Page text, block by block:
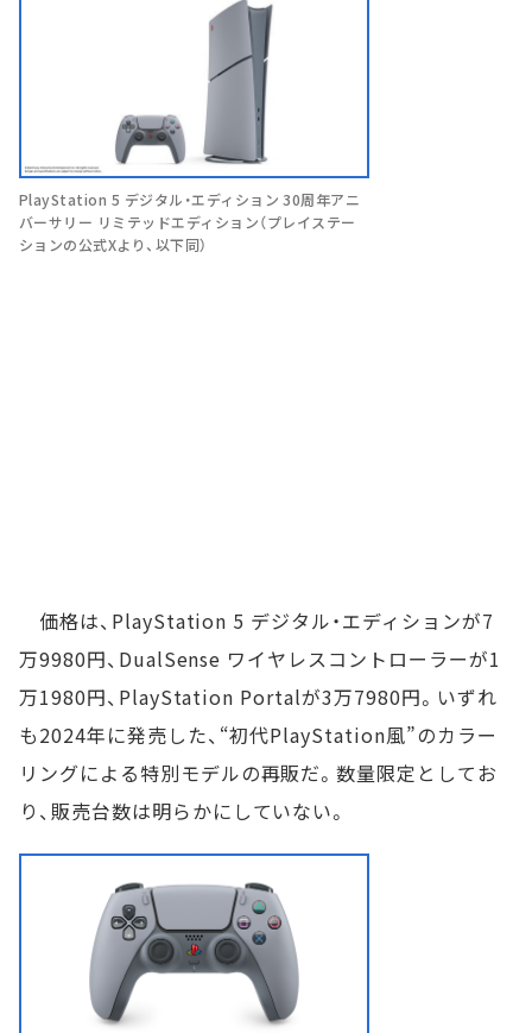
PlayStation 5 デジタル・エディション 30周年アニ
バーサリー リミテッドエディション（プレイステー
ションの公式Xより、以下同）
価格は、PlayStation 5 デジタル・エディションが7
万9980円、DualSense ワイヤレスコントローラーが1
万1980円、PlayStation Portalが3万7980円。いずれ
も2024年に発売した、“初代PlayStation風”のカラー
リングによる特別モデルの再販だ。数量限定としてお
り、販売台数は明らかにしていない。